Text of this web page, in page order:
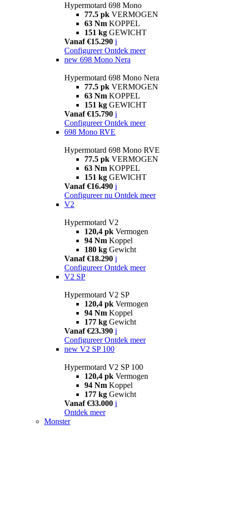
Hypermotard 698 Mono
77.5 pk VERMOGEN
63 Nm KOPPEL
151 kg GEWICHT
Vanaf €15.290 i
Configureer Ontdek meer
new 698 Mono Nera
Hypermotard 698 Mono Nera
77.5 pk VERMOGEN
63 Nm KOPPEL
151 kg GEWICHT
Vanaf €15.790 i
Configureer Ontdek meer
698 Mono RVE
Hypermotard 698 Mono RVE
77.5 pk VERMOGEN
63 Nm KOPPEL
151 kg GEWICHT
Vanaf €16.490 i
Configureer nu Ontdek meer
V2
Hypermotard V2
120,4 pk Vermogen
94 Nm Koppel
180 kg Gewicht
Vanaf €18.290 i
Configureer Ontdek meer
V2 SP
Hypermotard V2 SP
120,4 pk Vermogen
94 Nm Koppel
177 kg Gewicht
Vanaf €23.390 i
Configureer Ontdek meer
new V2 SP 100
Hypermotard V2 SP 100
120,4 pk Vermogen
94 Nm Koppel
177 kg Gewicht
Vanaf €33.000 i
Ontdek meer
Monster